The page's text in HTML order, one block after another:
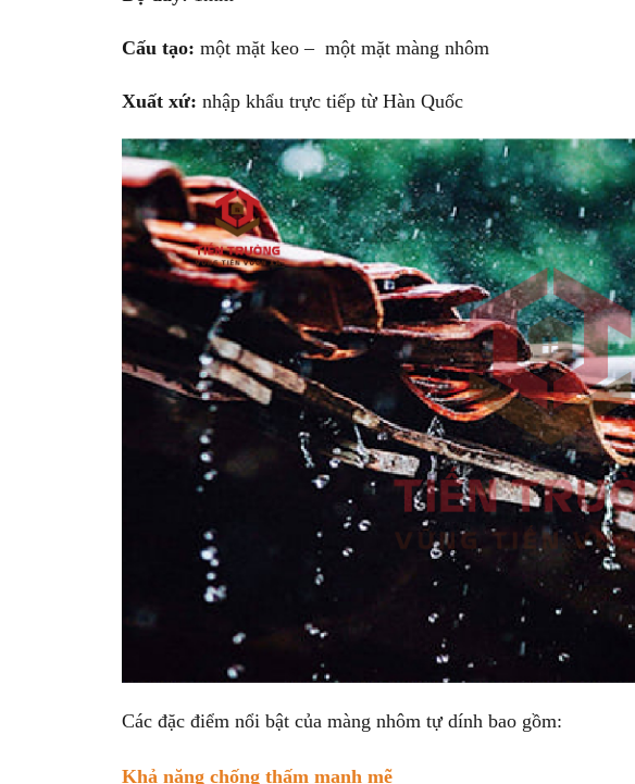
Cấu tạo: một mặt keo – một mặt màng nhôm
Xuất xứ: nhập khẩu trực tiếp từ Hàn Quốc
Các đặc điểm nổi bật của màng nhôm tự dính bao gồm:
Khả năng chống thấm mạnh mẽ